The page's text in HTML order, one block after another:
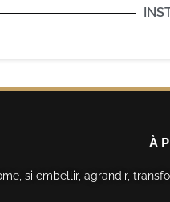
À
si embellir, agrandir,